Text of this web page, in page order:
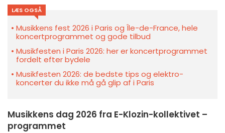
LÆS OGSÅ
Musikkens fest 2026 i Paris og Île-de-France, hele
koncertprogrammet og gode tilbud
Musikfesten i Paris 2026: her er koncertprogrammet
fordelt efter bydele
Musikfesten 2026: de bedste tips og elektro-
koncerter du ikke må gå glip af i Paris
Musikkens dag 2026 fra E-Klozin-kollektivet –
programmet